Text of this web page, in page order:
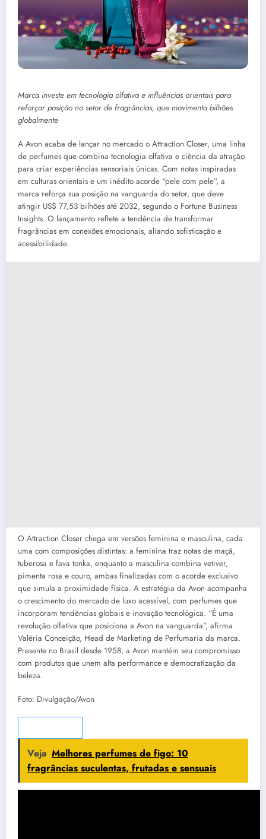
Marca investe em tecnologia olfativa e influências orientais para
reforçar posição no setor de fragrâncias, que movimenta bilhões
globalmente
A Avon acaba de lançar no mercado o Attraction Closer, uma linha
de perfumes que combina tecnologia olfativa e ciência da atração
para criar experiências sensoriais únicas. Com notas inspiradas
em culturas orientais e um inédito acorde “pele com pele”, a
marca reforça sua posição na vanguarda do setor, que deve
atingir US$ 77,53 bilhões até 2032, segundo o Fortune Business
Insights. O lançamento reflete a tendência de transformar
fragrâncias em conexões emocionais, aliando sofisticação e
acessibilidade.
O Attraction Closer chega em versões feminina e masculina, cada
uma com composições distintas: a feminina traz notas de maçã,
tuberosa e fava tonka, enquanto a masculina combina vetiver,
pimenta rosa e couro, ambas finalizadas com o acorde exclusivo
que simula a proximidade física. A estratégia da Avon acompanha
o crescimento do mercado de luxo acessível, com perfumes que
incorporam tendências globais e inovação tecnológica. “É uma
revolução olfativa que posiciona a Avon na vanguarda”, afirma
Valéria Conceição, Head de Marketing de Perfumaria da marca.
Presente no Brasil desde 1958, a Avon mantém seu compromisso
com produtos que unem alta performance e democratização da
beleza.
Foto: Divulgação/Avon
Veja Melhores perfumes de figo: 10
fragrâncias suculentas, frutadas e sensuais